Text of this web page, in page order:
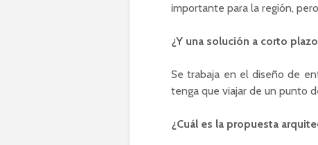
importante para la región,
¿Y una solución a corto
Se trabaja en el diseño de
tenga que viajar de un punto
¿Cuál es la propuesta